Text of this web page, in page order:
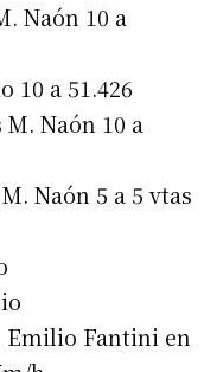
Naón 10 a
10 a 51.426
Naón 10 a
Naón 5 a 5 vtas
Emilio Fantini en